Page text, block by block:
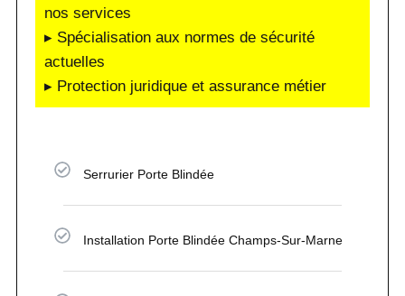
nos services
▸ Spécialisation aux normes de sécurité
actuelles
▸ Protection juridique et assurance métier
Serrurier Porte Blindée
Installation Porte Blindée Champs-Sur-Marne